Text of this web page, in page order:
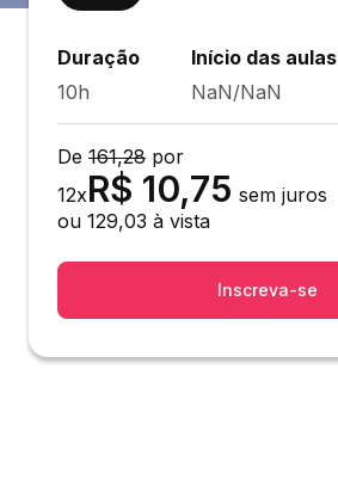
Duração
10h
Início das aulas
NaN/NaN
De 161,28 por
12xR$ 10,75 sem juros
ou 129,03 à vista
Inscreva-se